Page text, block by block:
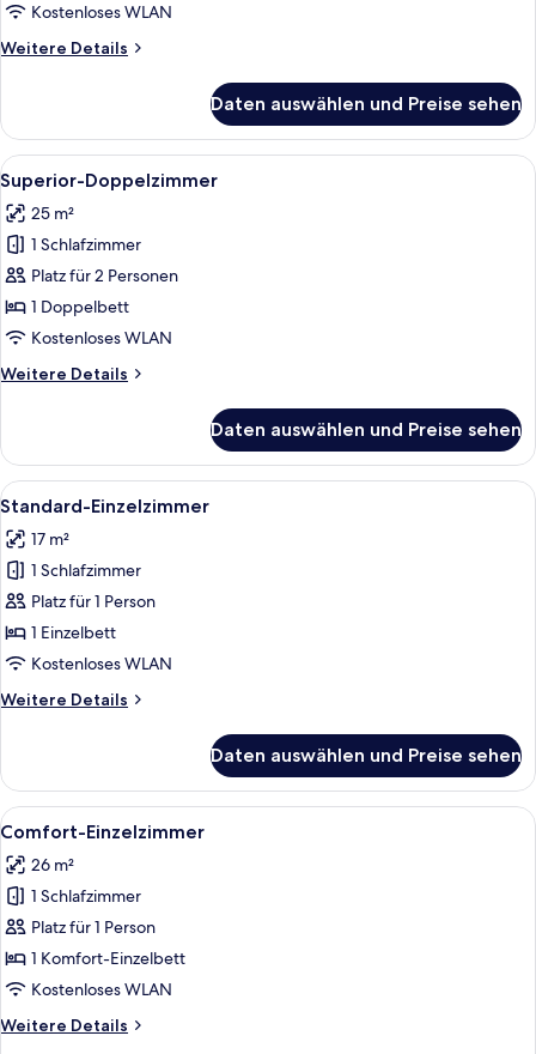
Kostenloses WLAN
Weitere Details
Weitere
Daten auswählen und Preise sehen
Alle
Fotos
für
Superior-
Doppelzimmer
anzeigen
Ein Hotelzimmer mit einem Bett,
7
Superior-Doppelzimmer
25 m²
1 Schlafzimmer
Platz für 2 Personen
1 Doppelbett
Kostenloses WLAN
Weitere Details
Weitere
Doppelzimmer
Daten auswählen und Preise sehen
Alle
Fotos
für
Standard-
Einzelzimmer
anzeigen
Ein Hotelzimmer mit Bett,
3
Standard-Einzelzimmer
17 m²
1 Schlafzimmer
Platz für 1 Person
1 Einzelbett
Kostenloses WLAN
Weitere Details
Weitere
Einzelzimmer
Daten auswählen und Preise sehen
Alle
Fotos
für
Comfort-
Einzelzimmer
anzeigen
Ein Hotelzimmer mit einem Bett,
7
Comfort-Einzelzimmer
26 m²
1 Schlafzimmer
Platz für 1 Person
1 Komfort-Einzelbett
Kostenloses WLAN
Weitere Details
Weitere